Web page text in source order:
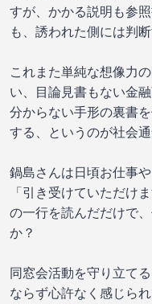
すが、かかる説明も参
も、誘われた側には判
これまた単純な想像力
い、目論見書もない金
分からない手形の裏書
する、というのが社会
鍋島さんは日頃お仕事
「引き受けていただけま
の一行を読んだだけで
か？
同窓会活動を守り立て
ならず心許なく感じら